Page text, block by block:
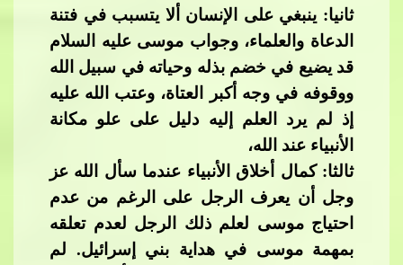
ثانيا: ينبغي على الإنسان ألا يتسبب في ​​ فتنة
الدعاة والعلماء، وجواب موسى عليه السلام
قد يضيع في خضم بذله وحياته في سبيل الله
ووقوفه في وجه أكبر العتاة، وعتب الله عليه
إذ لم يرد العلم إليه دليل على علو مكانة
الأنبياء عند الله،​​
ثالثا: كمال أخلاق الأنبياء عندما سأل الله عز
وجل أن يعرف الرجل على ا لرغم من عدم
احتياج موسى لعلم ذلك الرجل لعدم تعلقه
بمهمة موسى في هداية بني إسرائيل. لم